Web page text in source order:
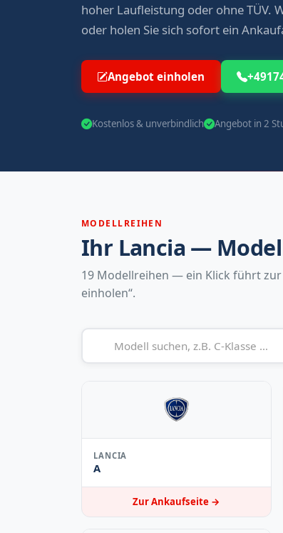
hoher Laufleistung oder ohne TÜV.
oder holen Sie sich sofort ein
Angebot einholen
Kostenlos & unverbindlich Angebot in 2
MODELLREIHEN
Ihr Lancia —
19 Modellreihen — ein Klick führt zur
einholen“.
LANCIA
A
Zur Ankaufseite →